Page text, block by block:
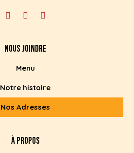
NOUS JOINDRE
Menu
Notre histoire
Nos Adresses
À PROPOS